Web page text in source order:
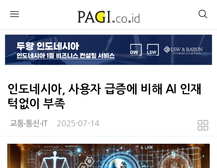
인도네시아, 사용자 급증에 비해 AI 인재
턱없이 부족
교통∙통신∙IT 2025-07-14
본문